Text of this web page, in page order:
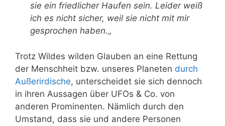
sie ein friedlicher Haufen sein. Leider weiß
ich es nicht sicher, weil sie nicht mit mir
gesprochen haben.„
Trotz Wildes wilden Glauben an eine Rettung
der Menschheit bzw. unseres Planeten durch
Außerirdische, unterscheidet sie sich dennoch
in ihren Aussagen über UFOs & Co. von
anderen Prominenten. Nämlich durch den
Umstand, dass sie und andere Personen